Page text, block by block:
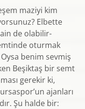
maziyi kim
Elbette
de olabilir-
oturmak
benim sevmiş
Beşiktaş bir semt
gerekir ki,
ajanları
Şu halde bir: